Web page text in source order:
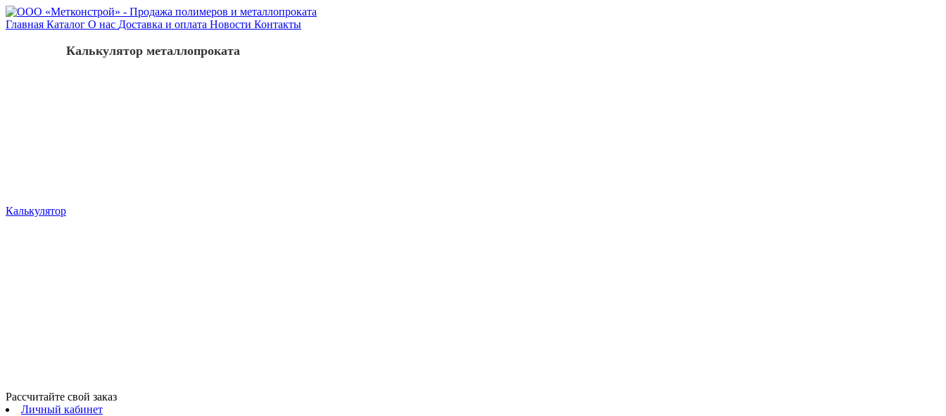
Главная Каталог О нас Доставка и оплата Новости Контакты
Калькулятор
Калькулятор металлопроката
Рассчитайте свой заказ
Личный кабинет